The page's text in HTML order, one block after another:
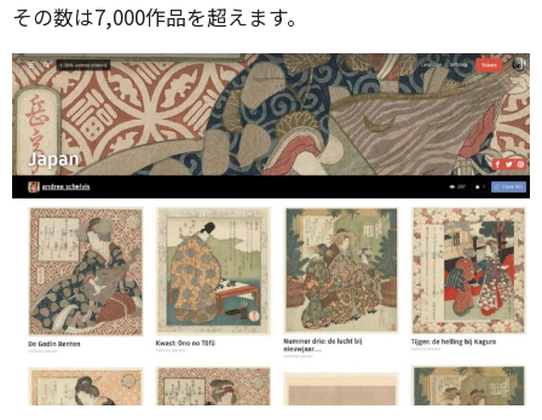
その数は7,000作品を超えます。